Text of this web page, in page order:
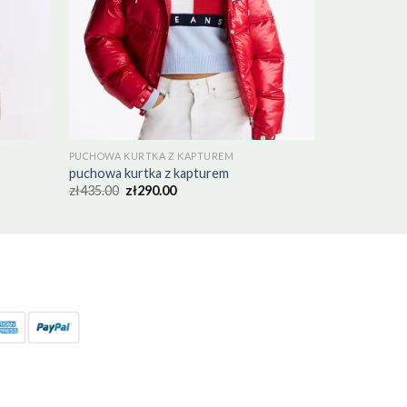
PUCHOWA KURTKA Z KAPTUREM
puchowa kurtka z kapturem
zł435.00 zł290.00